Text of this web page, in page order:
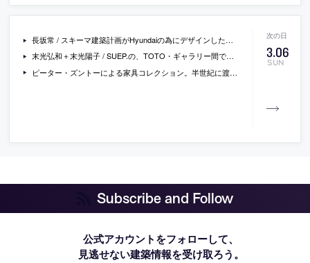
3.06
SUN
長坂常 / スキーマ建築計画がHyundaiの為にデザインしたモバイルハウス「旅する住まい」をレポート。自動車の蓄電池から都市生活を持ちだすアイデアを構想、木と布を素材とし出来るだけ軽くつくり、気楽に出かけられる事も意図
末光弘和＋末光陽子 / SUEP.の、TOTO・ギャラリー間での建築展「Harvest in Architecture 自然を受け入れるかたち」
ピーター・ズントーによる家具コレクション。半世紀に渡り手掛けた建築の為にデザインされた家具を再構成し、椅子やテーブル等7型がラインナップ、日本の家具ブランド“Time & Style”が製品化
Subscribe and Follow
公式アカウントをフォローして、
見逃せない建築情報を受け取ろう。